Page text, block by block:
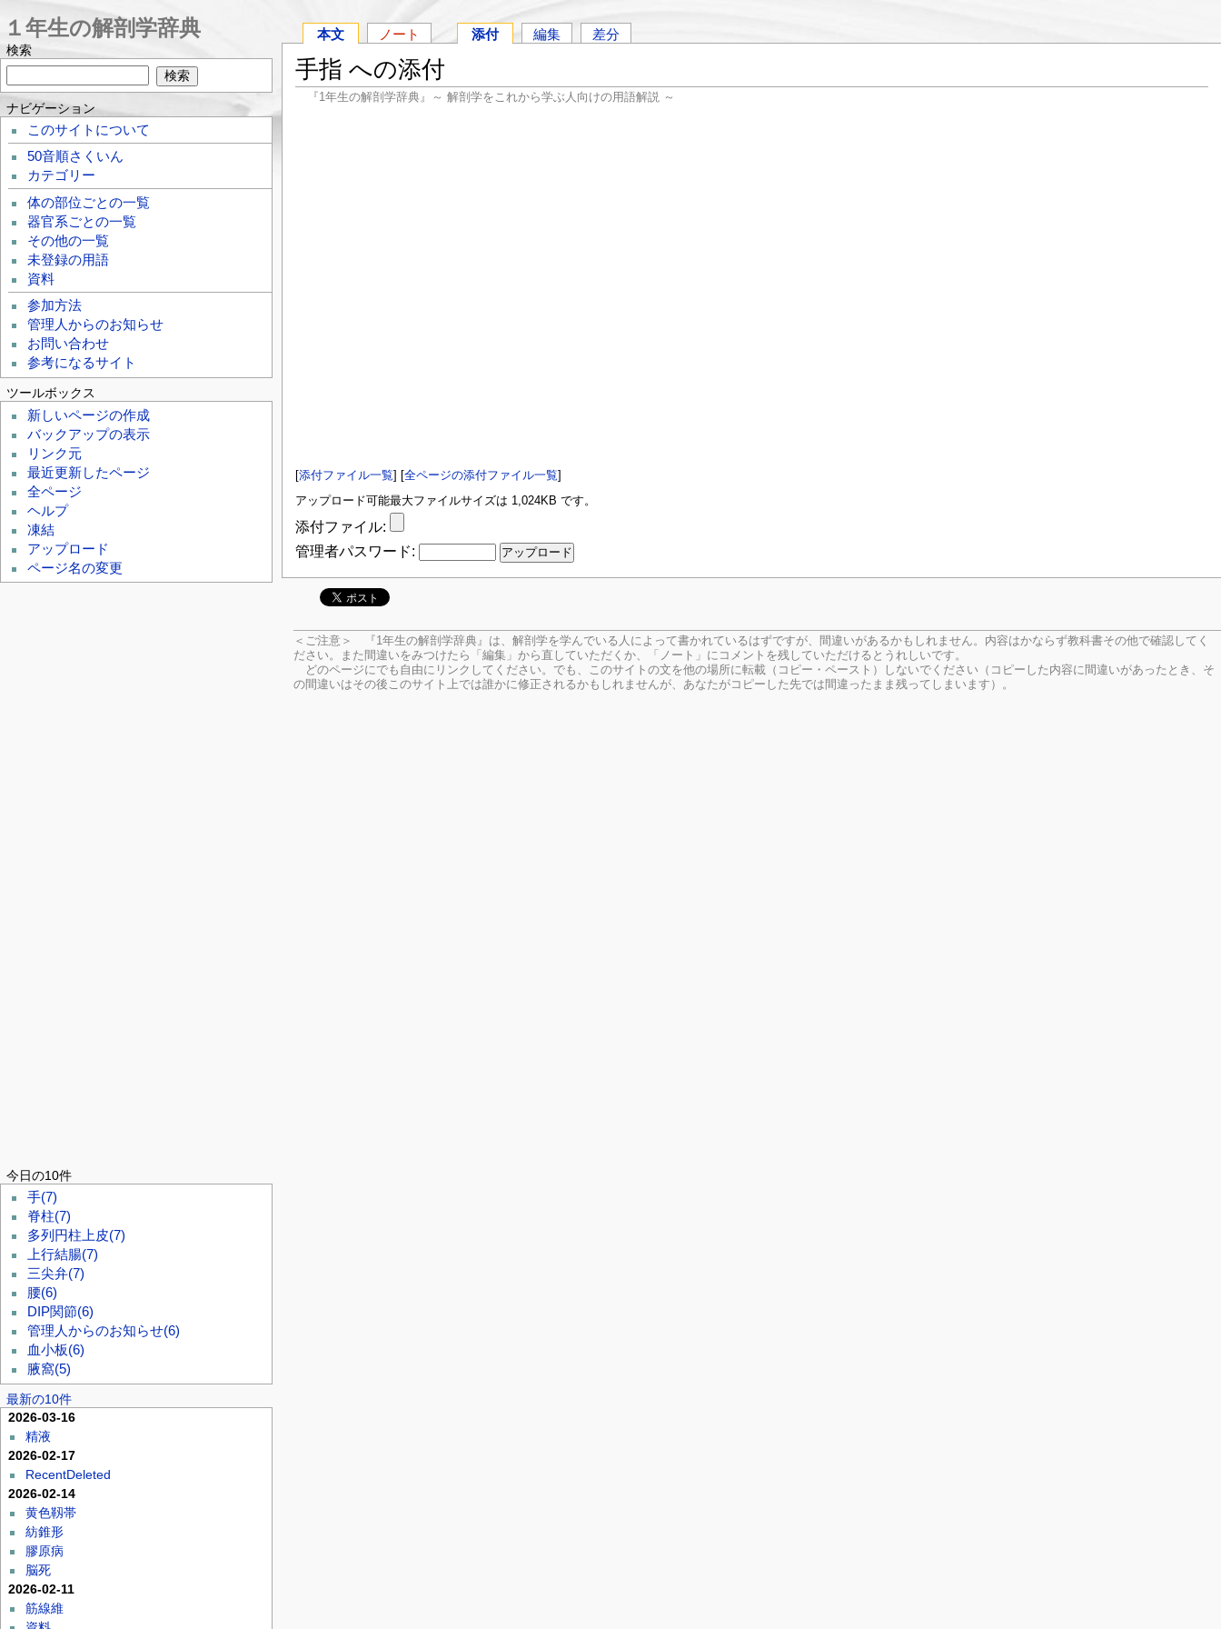
本文 ノート 添付 編集 差分
手指 への添付
『1年生の解剖学辞典』～ 解剖学をこれから学ぶ人向けの用語解説 ～
[添付ファイル一覧] [全ページの添付ファイル一覧]
アップロード可能最大ファイルサイズは 1,024KB です。
添付ファイル:
管理者パスワード:
＜ご注意＞ 『1年生の解剖学辞典』は、解剖学を学んでいる人によって書かれているはずですが、間違いがあるかもしれません。内容はかならず教科書その他で確認してく
ださい。
また間違いをみつけたら「編集」から直していただくか、「ノート」にコメントを残していただけるとうれしいです。
どのページにでも自由にリンクしてください。でも、このサイトの文を他の場所に転載（コピー・ペースト）しないでください（コピーした内容に間違いがあったとき、そ
の間違いはその後このサイト上では誰かに修正されるかもしれませんが、あなたがコピーした先では間違ったまま残ってしまいます）。
１年生の解剖学辞典
検索
ナビゲーション
このサイトについて
50音順さくいん
カテゴリー
体の部位ごとの一覧
器官系ごとの一覧
その他の一覧
未登録の用語
資料
参加方法
管理人からのお知らせ
お問い合わせ
参考になるサイト
ツールボックス
新しいページの作成
バックアップの表示
リンク元
最近更新したページ
全ページ
ヘルプ
凍結
アップロード
ページ名の変更
今日の10件
手(7)
脊柱(7)
多列円柱上皮(7)
上行結腸(7)
三尖弁(7)
腰(6)
DIP関節(6)
管理人からのお知らせ(6)
血小板(6)
腋窩(5)
最新の10件
2026-03-16
精液
2026-02-17
RecentDeleted
2026-02-14
黄色靱帯
紡錐形
膠原病
脳死
2026-02-11
筋線維